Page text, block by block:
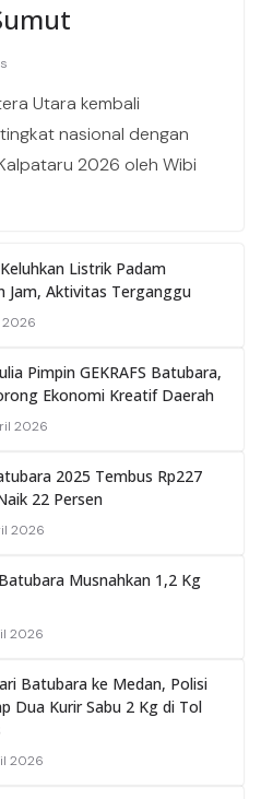
Utara kembali
nasional dengan
2026 oleh Wibi
Listrik Padam
Jam, Aktivitas Terganggu
2026
Pimpin GEKRAFS Batubara,
Ekonomi Kreatif Daerah
2026
2025 Tembus Rp227
22 Persen
2026
Musnahkan 1,2 Kg
2026
Batubara ke Medan, Polisi
Dua Kurir Sabu 2 Kg di Tol
2026